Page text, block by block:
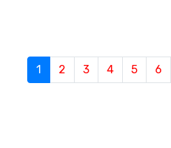
1 (current)
2 3 4 5 6
S
e